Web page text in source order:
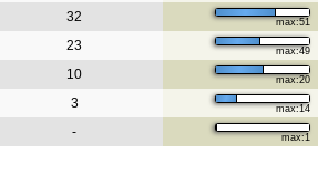
32 max:51
23 max:49
10 max:20
3 max:14
- max:1